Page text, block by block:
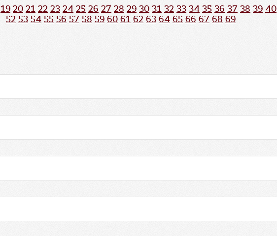
19 20 21 22 23 24 25 26 27 28 29 30 31 32 33 34 35 36 37 38 39 40
52 53 54 55 56 57 58 59 60 61 62 63 64 65 66 67 68 69